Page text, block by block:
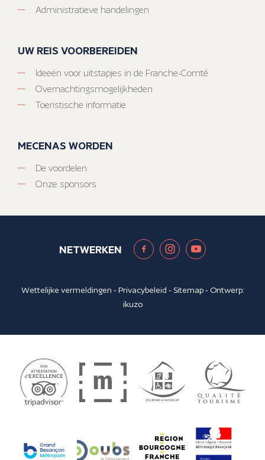
Administratieve handelingen
UW REIS VOORBEREIDEN
Ideeën voor uitstapjes in de Franche-Comté
Overnachtingsmogelijkheden
Toeristische informatie
MECENAS WORDEN
De voordelen
Onze sponsors
NETWERKEN
Wettelijke vermeldingen -Privacybeleid - Sitemap- Ontwerp:
ikuzo